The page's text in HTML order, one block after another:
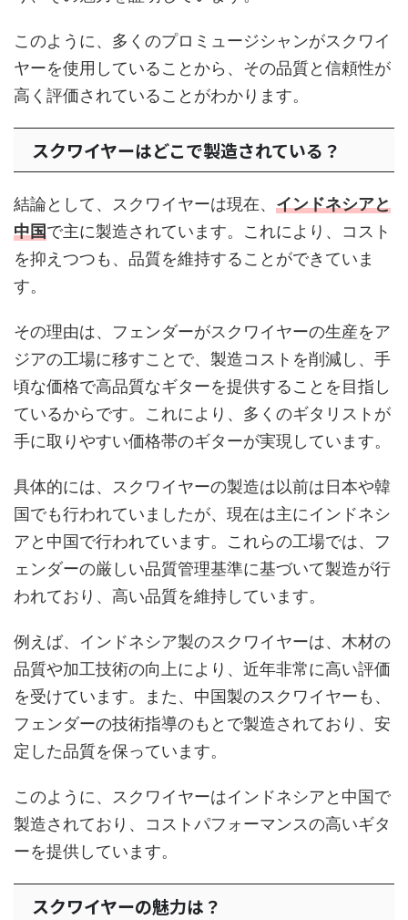
このように、多くのプロミュージシャンがスクワイ
ヤーを使用していることから、その品質と信頼性が
高く評価されていることがわかります。
スクワイヤーはどこで製造されている？
結論として、スクワイヤーは現在、 インドネシアと
中国で主に製造されています。これにより、コスト
を抑えつつも、品質を維持することができていま
す。
その理由は、フェンダーがスクワイヤーの生産をア
ジアの工場に移すことで、製造コストを削減し、手
頃な価格で高品質なギターを提供することを目指し
ているからです。これにより、多くのギタリストが
手に取りやすい価格帯のギターが実現しています。
具体的には、スクワイヤーの製造は以前は日本や韓
国でも行われていましたが、現在は主にインドネシ
アと中国で行われています。これらの工場では、フ
ェンダーの厳しい品質管理基準に基づいて製造が行
われており、高い品質を維持しています。
例えば、インドネシア製のスクワイヤーは、木材の
品質や加工技術の向上により、近年非常に高い評価
を受けています。また、中国製のスクワイヤーも、
フェンダーの技術指導のもとで製造されており、安
定した品質を保っています。
このように、スクワイヤーはインドネシアと中国で
製造されており、コストパフォーマンスの高いギタ
ーを提供しています。
スクワイヤーの魅力は？